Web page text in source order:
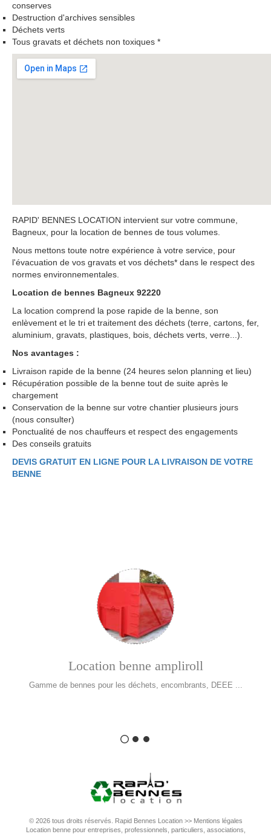
conserves
Destruction d'archives sensibles
Déchets verts
Tous gravats et déchets non toxiques *
RAPID' BENNES LOCATION intervient sur votre commune,
Bagneux, pour la location de bennes de tous volumes.
Nous mettons toute notre expérience à votre service, pour
l'évacuation de vos gravats et vos déchets* dans le respect des
normes environnementales.
Location de bennes Bagneux 92220
La location comprend la pose rapide de la benne, son
enlèvement et le tri et traitement des déchets (terre, cartons, fer,
aluminium, gravats, plastiques, bois, déchets verts, verre...).
Nos avantages :
Livraison rapide de la benne (24 heures selon planning et lieu)
Récupération possible de la benne tout de suite après le
chargement
Conservation de la benne sur votre chantier plusieurs jours
(nous consulter)
Ponctualité de nos chauffeurs et respect des engagements
Des conseils gratuits
DEVIS GRATUIT EN LIGNE POUR LA LIVRAISON DE VOTRE
BENNE
Location benne ampliroll
Gamme de bennes pour les déchets, encombrants, DEEE ...
© 2026 tous droits réservés. Rapid Bennes Location >> Mentions légales
Location benne pour entreprises, professionnels, particuliers, associations,